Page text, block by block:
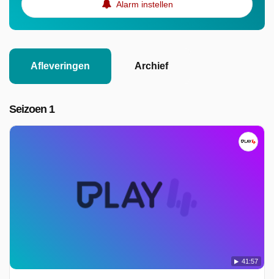
Alarm instellen
Afleveringen Archief
Seizoen 1
41:57